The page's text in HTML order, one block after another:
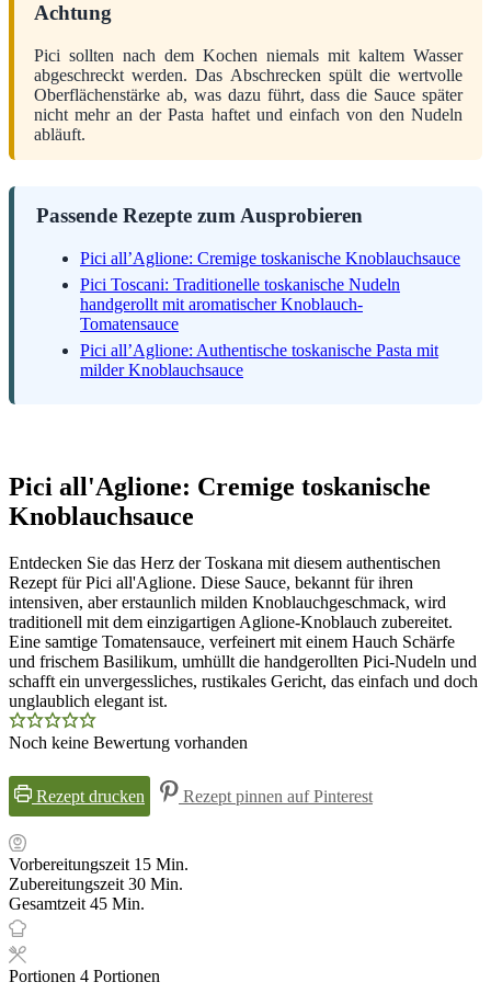
Achtung
Pici sollten nach dem Kochen niemals mit kaltem Wasser
abgeschreckt werden. Das Abschrecken spült die wertvolle
Oberflächenstärke ab, was dazu führt, dass die Sauce später
nicht mehr an der Pasta haftet und einfach von den Nudeln
abläuft.
Passende Rezepte zum Ausprobieren
Pici all’Aglione: Cremige toskanische Knoblauchsauce
Pici Toscani: Traditionelle toskanische Nudeln
handgerollt mit aromatischer Knoblauch-
Tomatensauce
Pici all’Aglione: Authentische toskanische Pasta mit
milder Knoblauchsauce
Pici all'Aglione: Cremige toskanische
Knoblauchsauce
Entdecken Sie das Herz der Toskana mit diesem authentischen
Rezept für Pici all'Aglione. Diese Sauce, bekannt für ihren
intensiven, aber erstaunlich milden Knoblauchgeschmack, wird
traditionell mit dem einzigartigen Aglione-Knoblauch zubereitet.
Eine samtige Tomatensauce, verfeinert mit einem Hauch Schärfe
und frischem Basilikum, umhüllt die handgerollten Pici-Nudeln und
schafft ein unvergessliches, rustikales Gericht, das einfach und doch
unglaublich elegant ist.
Noch keine Bewertung vorhanden
Rezept drucken Rezept pinnen auf Pinterest
Vorbereitungszeit 15Minuten
Min.
Zubereitungszeit 30Minuten
Min.
Gesamtzeit 45Minuten
Min.
Portionen 4 Portionen